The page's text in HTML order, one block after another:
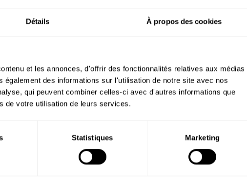
Détails À propos des cookies
et les annonces, d'offrir des fonctionnalités relatives aux médias
des informations sur l'utilisation de notre site avec nos
qui peuvent combiner celles-ci avec d'autres informations que
de votre utilisation de leurs services.
Statistiques Marketing